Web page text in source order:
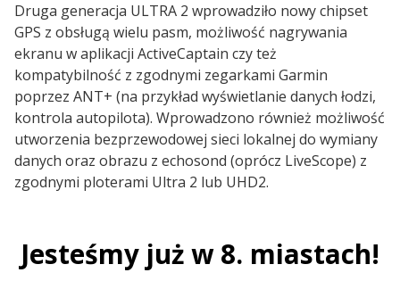
Druga generacja ULTRA 2 wprowadziło nowy chipset
GPS z obsługą wielu pasm, możliwość nagrywania
ekranu w aplikacji ActiveCaptain czy też
kompatybilność z zgodnymi zegarkami Garmin
poprzez ANT+ (na przykład wyświetlanie danych łodzi,
kontrola autopilota). Wprowadzono również możliwość
utworzenia bezprzewodowej sieci lokalnej do wymiany
danych oraz obrazu z echosond (oprócz LiveScope) z
zgodnymi ploterami Ultra 2 lub UHD2.
Jesteśmy już w 8. miastach!